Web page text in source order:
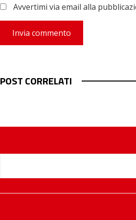
Avvertimi via email alla
POST CORRELATI